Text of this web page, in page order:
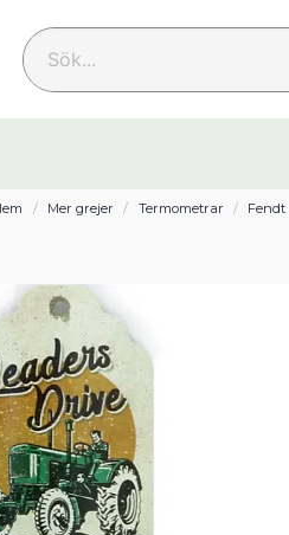
Sök...
Mer grejer Termometrar Fendt